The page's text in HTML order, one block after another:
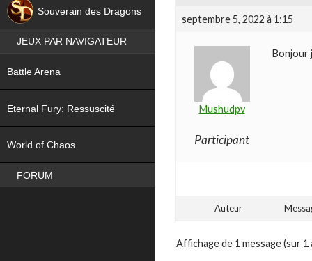
septembre 5, 2022 à 1:15
Mushudpv
Participant
Bonjour
Auteur
Affichage de 1 message (sur 1
Souverain des Dragons
JEUX PAR NAVIGATEUR
Battle Arena
Eternal Fury: Ressuscité
World of Chaos
FORUM